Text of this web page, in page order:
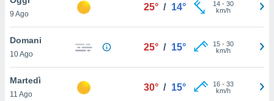
è
al sito
di
ci
di
9 Ago
25° / 14° 14- 30
km/h
Domani
10 Ago
25° / 15° 15- 30
km/h
Martedì
11 Ago
30° / 15° 16- 33
km/h